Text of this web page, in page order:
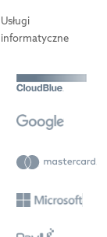
Usługi
informatyczne